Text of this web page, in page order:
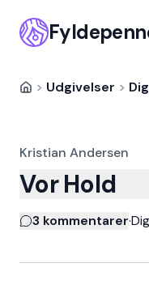
> Udgivelser >
Kristian Andersen
Vor Hold
3 kommentarer·